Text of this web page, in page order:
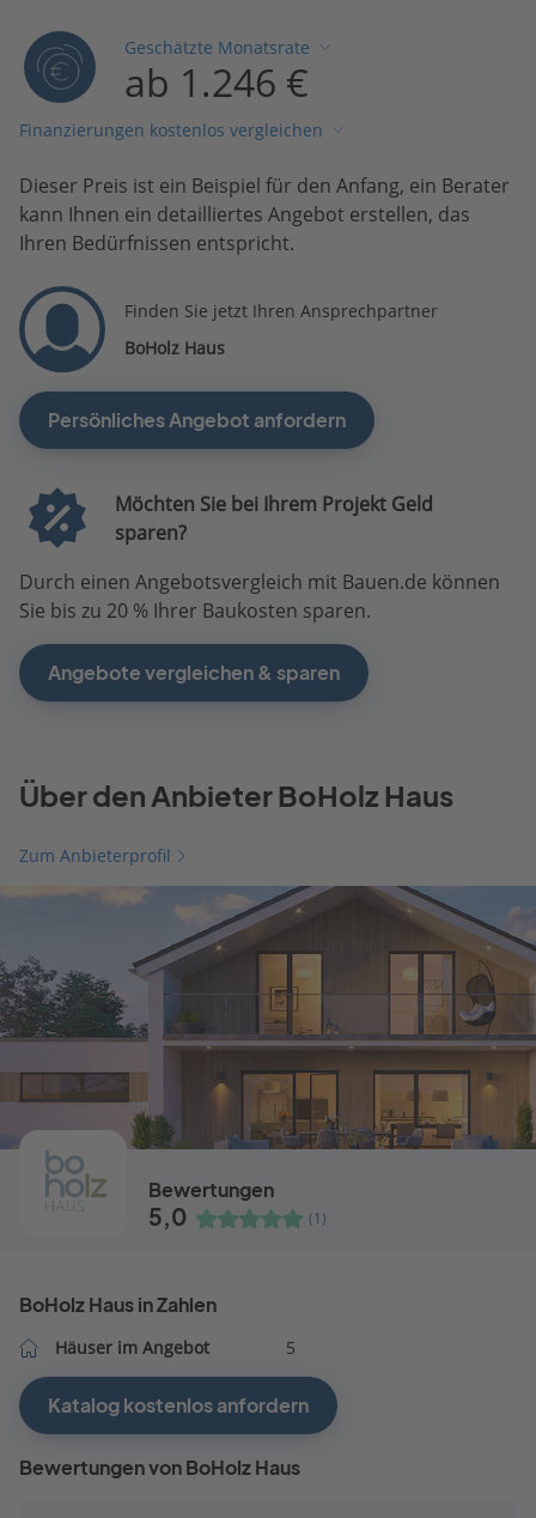
Geschätzte Monatsrate
ab 1.246 €
Finanzierungen kostenlos vergleichen
Dieser Preis ist ein Beispiel für den Anfang, ein Berater
kann Ihnen ein detailliertes Angebot erstellen, das
Ihren Bedürfnissen entspricht.
Finden Sie jetzt Ihren Ansprechpartner
BoHolz Haus
Persönliches Angebot anfordern
Möchten Sie bei Ihrem Projekt Geld
sparen?
Durch einen Angebotsvergleich mit Bauen.de können
Sie bis zu 20 % Ihrer Baukosten sparen.
Angebote vergleichen & sparen
Über den Anbieter BoHolz Haus
Zum Anbieterprofil
Bewertungen
5,0 (1)
BoHolz Haus in Zahlen
Häuser im Angebot 5
Katalog kostenlos anfordern
Bewertungen von BoHolz Haus